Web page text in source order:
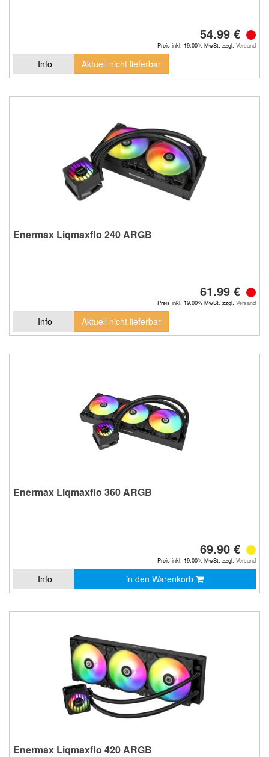
54.99 €
Preis inkl. 19.00% MwSt. zzgl. Versand
Info Aktuell nicht lieferbar
Enermax Liqmaxflo 240 ARGB
61.99 €
Preis inkl. 19.00% MwSt. zzgl. Versand
Info Aktuell nicht lieferbar
Enermax Liqmaxflo 360 ARGB
69.90 €
Preis inkl. 19.00% MwSt. zzgl. Versand
Info in den Warenkorb
Enermax Liqmaxflo 420 ARGB